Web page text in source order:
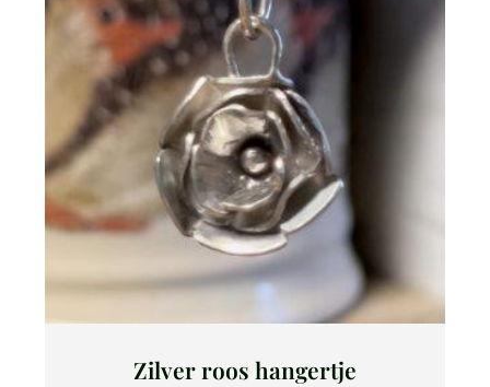
Zilver roos hangertje